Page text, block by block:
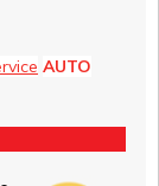
AUTO